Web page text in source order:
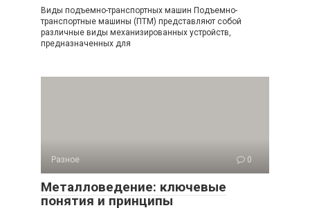
Виды подъемно-транспортных машин Подъемно-
транспортные машины (ПТМ) представляют собой
различные виды механизированных устройств,
предназначенных для
Разное 0
Металловедение: ключевые
понятия и принципы